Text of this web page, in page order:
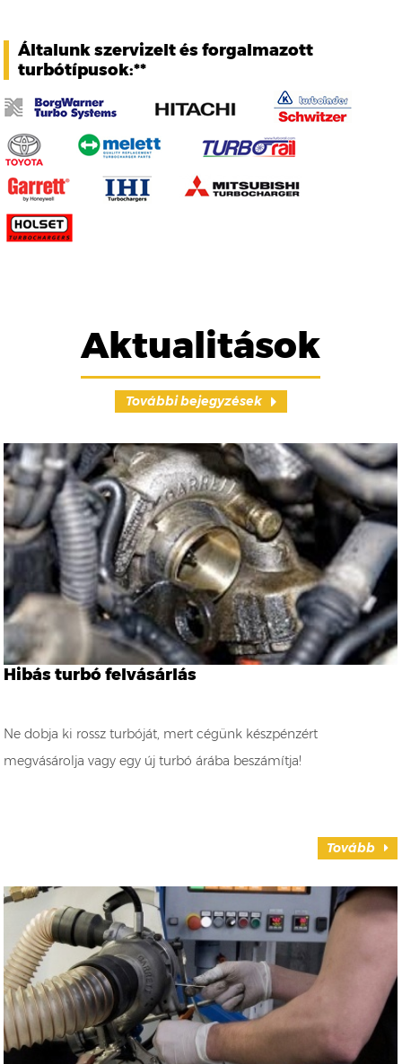
Általunk szervizelt és forgalmazott
turbótípusok:**
Aktualitások
További bejegyzések
Hibás turbó felvásárlás
Ne dobja ki rossz turbóját, mert cégünk készpénzért
megvásárolja vagy egy új turbó árába beszámítja!
Tovább